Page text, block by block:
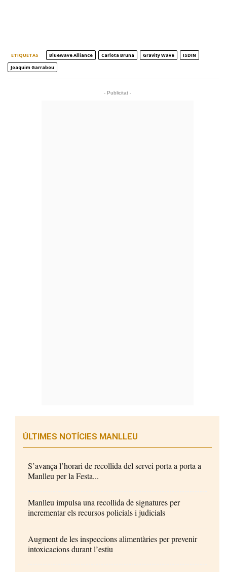
ETIQUETAS Bluewave Alliance Carlota Bruna Gravity Wave
ISDIN
Joaquim Garrabou
- Publicitat -
ÚLTIMES NOTÍCIES MANLLEU
S’avança l’horari de recollida del servei porta a porta a
Manlleu per la Festa...
Manlleu impulsa una recollida de signatures per
incrementar els recursos policials i judicials
Augment de les inspeccions alimentàries per prevenir
intoxicacions durant l’estiu